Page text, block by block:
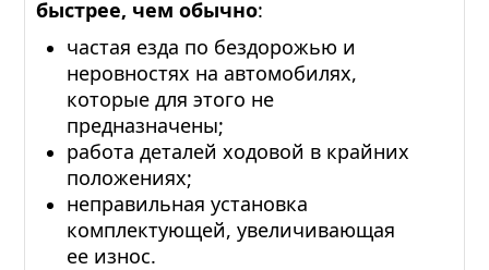
быстрее, чем обычно:
частая езда по бездорожью и
неровностях на автомобилях,
которые для этого не
предназначены;
работа деталей ходовой в крайних
положениях;
неправильная установка
комплектующей, увеличивающая
ее износ.